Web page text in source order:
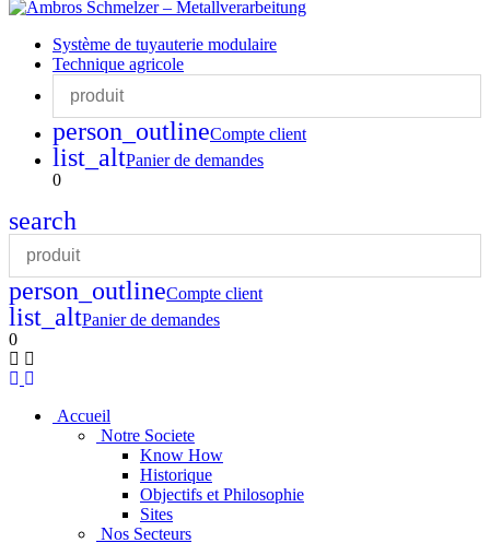
Système de tuyauterie modulaire
Technique agricole
person_outlineCompte client
list_altPanier de demandes
0
search
person_outlineCompte client
list_altPanier de demandes
0
Accueil
Notre Societe
Know How
Historique
Objectifs et Philosophie
Sites
Nos Secteurs